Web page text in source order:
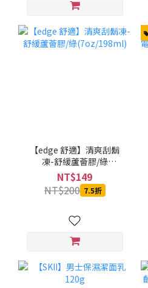
【edge 舒適】清爽刮鬍
凍-舒緩蘆薈膠/綠
(7oz/198ml)
NT$149
NT$200 7.5折